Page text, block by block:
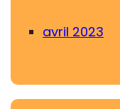
avril 2023